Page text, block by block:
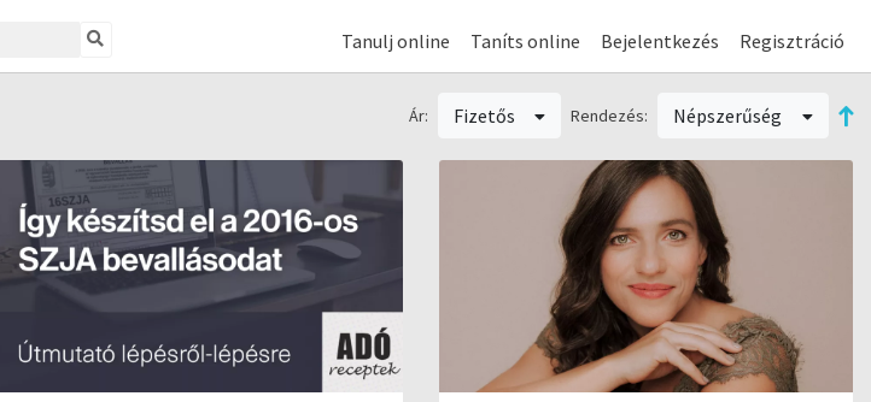
Tanulj online Taníts online Bejelentkezés Regisztráció
Ár: Fizetős Rendezés: Népszerűség